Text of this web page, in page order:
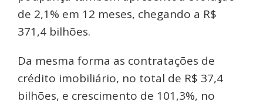
de 2,1% em 12 meses, chegando a R$
371,4 bilhões.
Da mesma forma as contratações de
crédito imobiliário, no total de R$ 37,4
bilhões, e crescimento de 101,3%, no